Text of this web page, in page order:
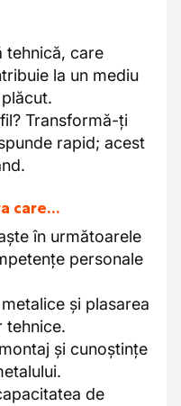
tehnică, care
la un mediu
Transformă-ți
rapid; acest
care…
în următoarele
personale
și plasarea
tehnice.
și cunoștințe
de